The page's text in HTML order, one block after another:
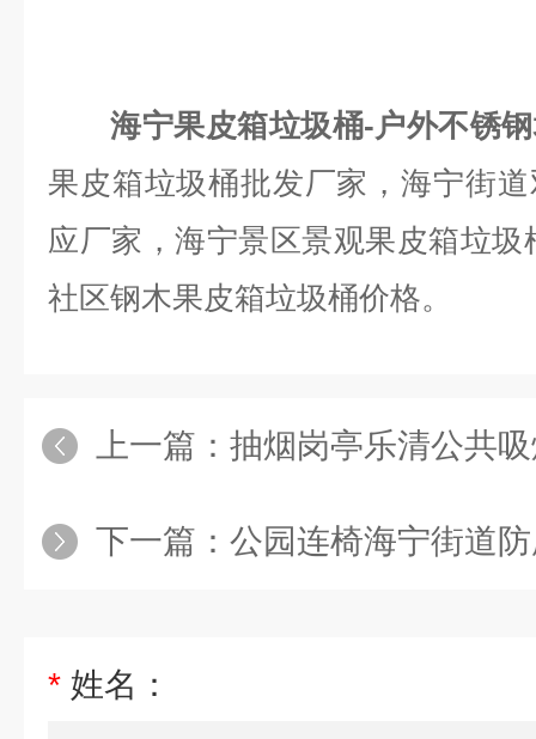
海宁果皮箱垃圾桶-户外不锈
果皮箱垃圾桶批发厂家，海宁街
应厂家，海宁景区景观果皮箱垃
社区钢木果皮箱垃圾桶价格。
上一篇： 抽烟岗亭乐清公共吸烟
下一篇： 公园连椅海宁街道防腐木
* 姓名：